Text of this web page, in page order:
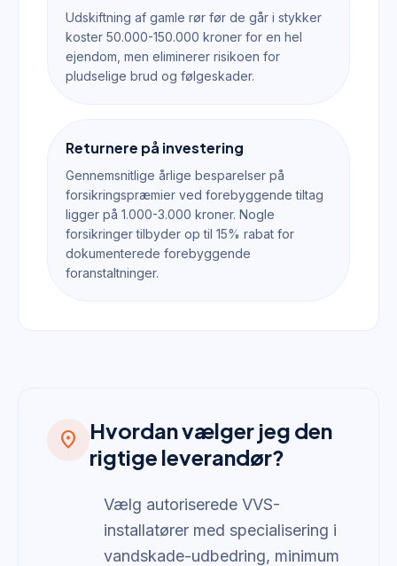
Udskiftning af gamle rør før de går i stykker
koster 50.000-150.000 kroner for en hel
ejendom, men eliminerer risikoen for
pludselige brud og følgeskader.
Returnere på investering
Gennemsnitlige årlige besparelser på
forsikringspræmier ved forebyggende tiltag
ligger på 1.000-3.000 kroner. Nogle
forsikringer tilbyder op til 15% rabat for
dokumenterede forebyggende
foranstaltninger.
location_on
Hvordan vælger jeg den
rigtige leverandør?
Vælg autoriserede VVS-
installatører med specialisering i
vandskade-udbedring, minimum